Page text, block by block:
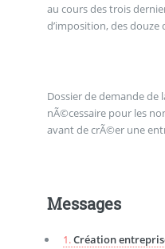
au cours des trois
d’imposition, des douze
Dossier de demande
nÃ©cessaire pour les
avant de crÃ©er une
Messages
1.Création